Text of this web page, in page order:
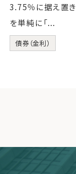
3.75％に据え置き
を単純に「...
債券（金利）